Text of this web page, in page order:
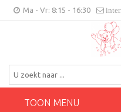
Ma - Vr: 8:15 - 16:30
TOON MENU